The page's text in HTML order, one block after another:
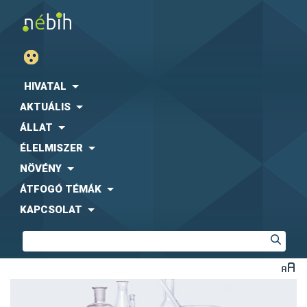
HIVATAL
AKTUÁLIS
ÁLLAT
ÉLELMISZER
NÖVÉNY
ÁTFOGÓ TÉMÁK
KAPCSOLAT